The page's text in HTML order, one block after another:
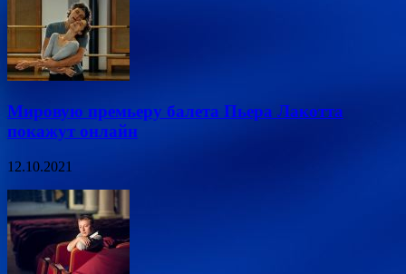
Мировую премьеру балета Пьера Лакотта
покажут онлайн
12.10.2021